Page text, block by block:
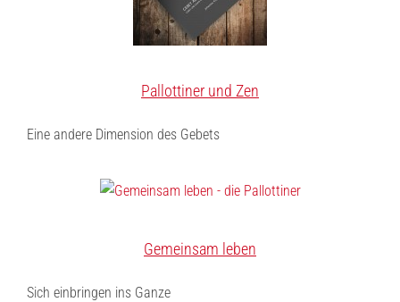
Pallottiner und Zen
Eine andere Dimension des Gebets
Gemeinsam leben
Sich einbringen ins Ganze